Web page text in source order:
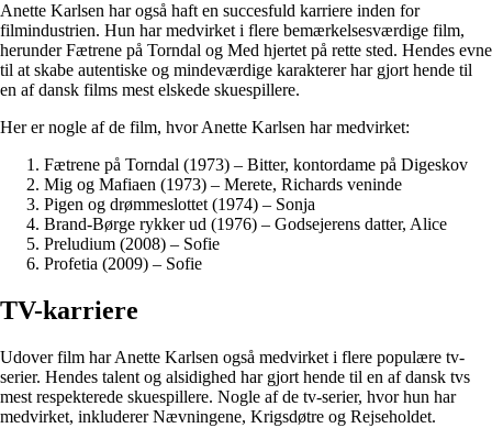
Anette Karlsen har også haft en succesfuld karriere inden for
filmindustrien. Hun har medvirket i flere bemærkelsesværdige film,
herunder Fætrene på Torndal og Med hjertet på rette sted. Hendes evne
til at skabe autentiske og mindeværdige karakterer har gjort hende til
en af dansk films mest elskede skuespillere.
Her er nogle af de film, hvor Anette Karlsen har medvirket:
Fætrene på Torndal (1973) – Bitter, kontordame på Digeskov
Mig og Mafiaen (1973) – Merete, Richards veninde
Pigen og drømmeslottet (1974) – Sonja
Brand-Børge rykker ud (1976) – Godsejerens datter, Alice
Preludium (2008) – Sofie
Profetia (2009) – Sofie
TV-karriere
Udover film har Anette Karlsen også medvirket i flere populære tv-
serier. Hendes talent og alsidighed har gjort hende til en af dansk tvs
mest respekterede skuespillere. Nogle af de tv-serier, hvor hun har
medvirket, inkluderer Nævningene, Krigsdøtre og Rejseholdet.